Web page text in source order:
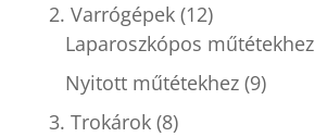
2. Varrógépek (12)
Laparoszkópos műtétekhez
Nyitott műtétekhez (9)
3. Trokárok (8)